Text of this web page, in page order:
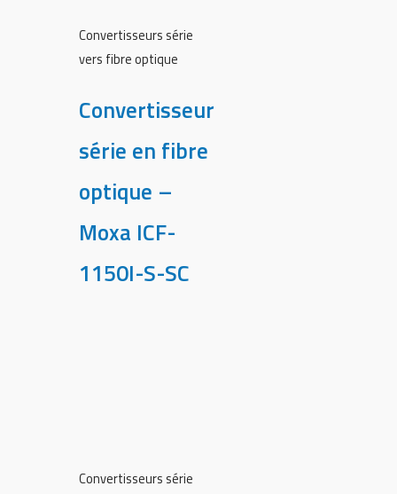
Convertisseurs série
vers fibre optique
Convertisseur
série en fibre
optique –
Moxa ICF-
1150I-S-SC
Convertisseurs série